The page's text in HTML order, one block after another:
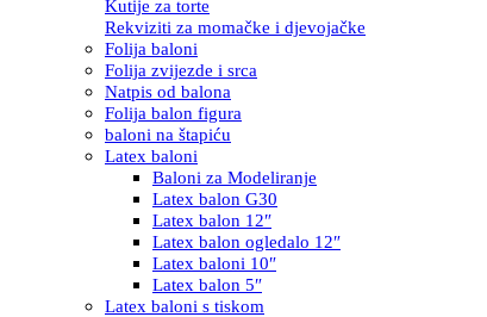
Kutije za torte
Rekviziti za momačke i djevojačke
Folija baloni
Folija zvijezde i srca
Natpis od balona
Folija balon figura
baloni na štapiću
Latex baloni
Baloni za Modeliranje
Latex balon G30
Latex balon 12″
Latex balon ogledalo 12″
Latex baloni 10″
Latex balon 5″
Latex baloni s tiskom